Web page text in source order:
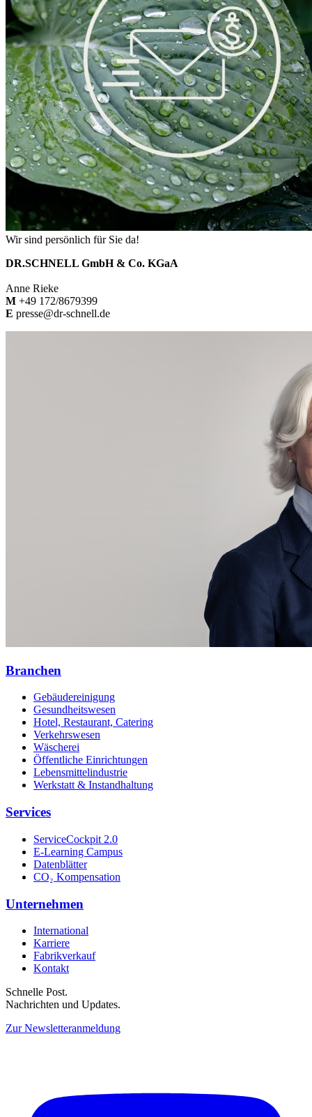
Wir sind persönlich für Sie da!
DR.SCHNELL GmbH & Co. KGaA
Anne Rieke
M +49 172/8679399
E presse@dr-schnell.de
Branchen
Gebäudereinigung
Gesundheitswesen
Hotel, Restaurant, Catering
Verkehrswesen
Wäscherei
Öffentliche Einrichtungen
Lebensmittelindustrie
Werkstatt & Instandhaltung
Services
ServiceCockpit 2.0
E-Learning Campus
Datenblätter
CO₂ Kompensation
Unternehmen
International
Karriere
Fabrikverkauf
Kontakt
Schnelle Post.
Nachrichten und Updates.
Zur Newsletteranmeldung